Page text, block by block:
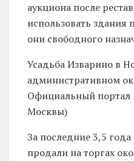
аукциона после
использовать
они свободного
Усадьба Изварино в
административном
Официальный портал
Москвы)
За последние 3,5
продали на торгах